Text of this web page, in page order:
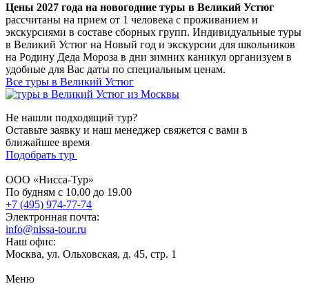
Цены 2027 года на новогодние туры в Великий Устюг
рассчитаны на прием от 1 человека с проживанием и
экскурсиями в составе сборных групп. Индивидуальные туры
в Великий Устюг на Новый год и экскурсии для школьников
на Родину Деда Мороза в дни зимних каникул организуем в
удобные для Вас даты по специальным ценам.
Все туры в Великий Устюг
Не нашли подходящий тур?
Оставьте заявку и наш менеджер свяжется с вами в
ближайшее время
Подобрать тур
ООО «Нисса-Тур»
По будням с 10.00 до 19.00
+7 (495) 974-77-74
Электронная почта:
info@nissa-tour.ru
Наш офис:
Москва, ул. Ольховская, д. 45, стр. 1
Меню